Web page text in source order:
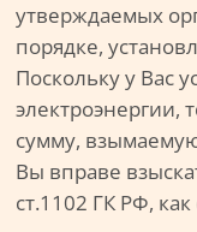
утверждаемых
порядке,
Поскольку у Вас
электроэнергии,
сумму,
Вы вправе
ст.1102 ГК РФ,